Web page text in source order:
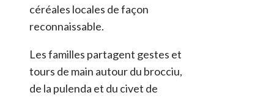
céréales locales de façon
reconnaissable.
Les familles partagent gestes et
tours de main autour du brocciu,
de la pulenda et du civet de